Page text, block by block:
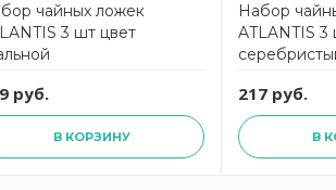
чайных ложек
3 шт цвет
руб.
В КОРЗИНУ
Набор
ATLANTIS 3
217 руб.
В